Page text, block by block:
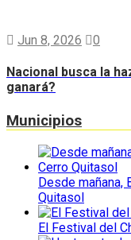
Jun 8, 2026 0
Nacional busca la
ganará?
Municipios
Desde
Quitasol
El Festival del